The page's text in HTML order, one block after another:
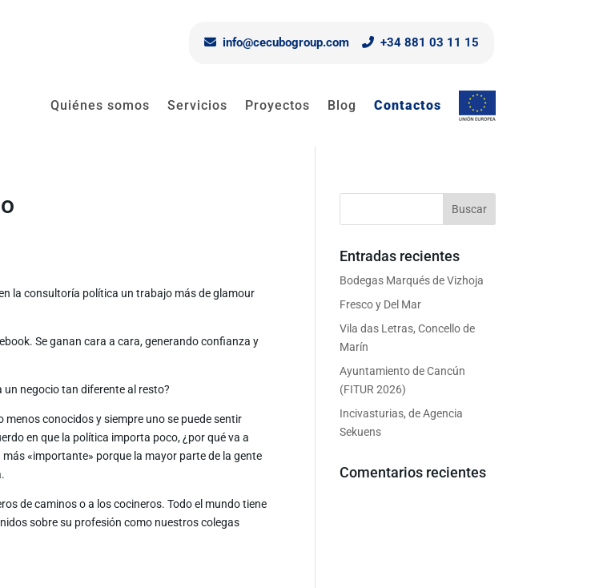
info@cecubogroup.com +34 881 03 11 15
Quiénes somos Servicios Proyectos Blog Contactos
la consultoría política un trabajo más de glamour
Se ganan cara a cara, generando confianza y
un negocio tan diferente al resto?
conocidos y siempre uno se puede sentir
en que la política importa poco, ¿por qué va a
«importante» porque la mayor parte de la gente
de caminos o a los cocineros. Todo el mundo tiene
sobre su profesión como nuestros colegas
Entradas recientes
Bodegas Marqués de Vizhoja
Fresco y Del Mar
Vila das Letras, Concello de
Marín
Ayuntamiento de Cancún
(FITUR 2026)
Incivasturias, de Agencia
Sekuens
Comentarios recientes